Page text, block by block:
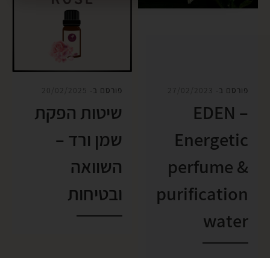
פורסם ב- 20/02/2025
שיטות הפקת
שמן ורד –
השוואה
ובטיחות
פורסם ב- 27/02/2023
EDEN –
Energetic
perfume &
purification
water